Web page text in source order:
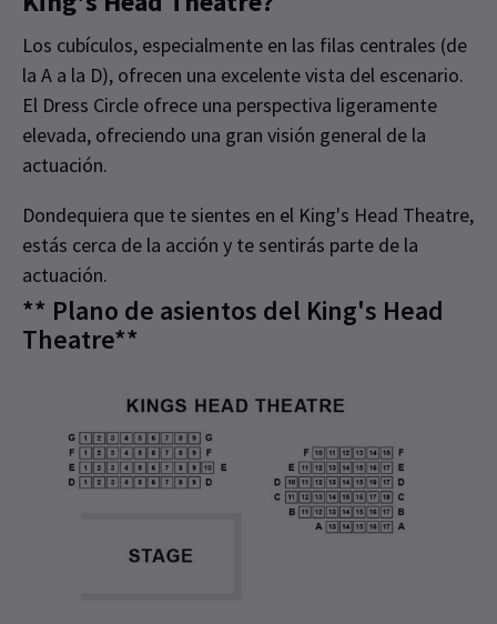
Los cubículos, especialmente en las filas centrales (de
la A a la D), ofrecen una excelente vista del escenario.
El Dress Circle ofrece una perspectiva ligeramente
elevada, ofreciendo una gran visión general de la
actuación.
Dondequiera que te sientes en el King's Head Theatre,
estás cerca de la acción y te sentirás parte de la
actuación.
** Plano de asientos del King's Head
Theatre**